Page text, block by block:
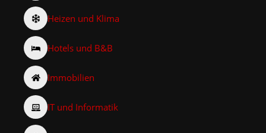
Heizen und Klima
Hotels und B&B
Immobilien
IT und Informatik